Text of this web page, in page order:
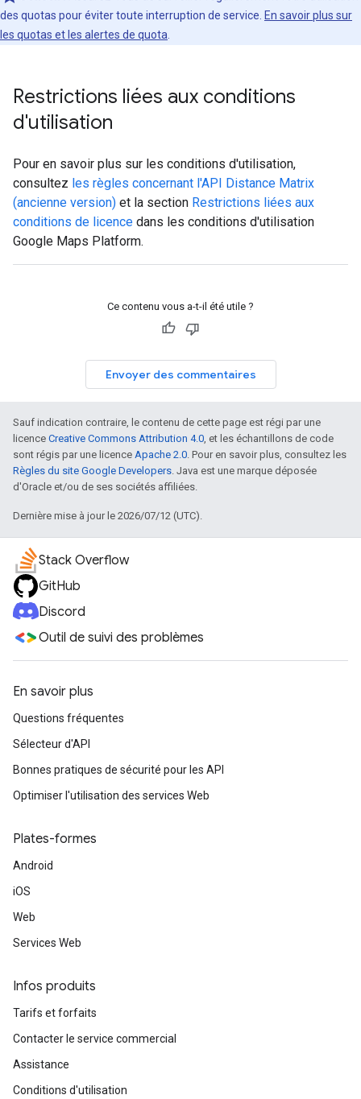
des quotas pour éviter toute interruption de service. En savoir plus sur
les quotas et les alertes de quota
Restrictions liées aux conditions
d'utilisation
Pour en savoir plus sur les conditions d'utilisation,
consultez les règles concernant l'API Distance Matrix
(ancienne version) et la section Restrictions liées aux
conditions de licence dans les conditions d'utilisation
Google Maps Platform.
Ce contenu vous a-t-il été utile ?
Envoyer des commentaires
Sauf indication contraire, le contenu de cette page est régi par une
licence Creative Commons Attribution 4.0, et les échantillons de code
sont régis par une licence Apache 2.0. Pour en savoir plus, consultez les
Règles du site Google Developers. Java est une marque déposée
d'Oracle et/ou de ses sociétés affiliées.
Dernière mise à jour le 2026/07/12 (UTC).
Stack Overflow
GitHub
Discord
Outil de suivi des problèmes
En savoir plus
Questions fréquentes
Sélecteur d'API
Bonnes pratiques de sécurité pour les API
Optimiser l'utilisation des services Web
Plates-formes
Android
iOS
Web
Services Web
Infos produits
Tarifs et forfaits
Contacter le service commercial
Assistance
Conditions d'utilisation